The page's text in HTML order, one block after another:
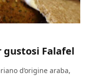
gustosi Falafel
d’origine araba,